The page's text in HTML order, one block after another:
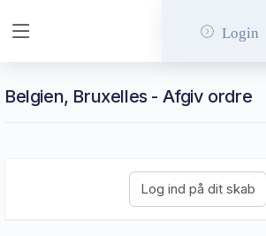
Login
Belgien, Bruxelles - Afgiv ordre